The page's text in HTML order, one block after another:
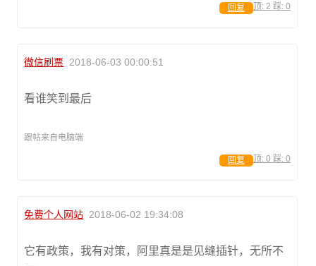
顶: 2 踩: 0
回复
微信刷票 2018-06-03 00:00:51
看谁笑到最后
跟帖来自电脑端
顶: 0 踩: 0
回复
免费个人网站 2018-06-02 19:34:08
它有政策，我有对策，阿里真是是见缝插针，无所不